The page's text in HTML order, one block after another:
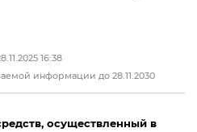
16:38
информации до 28.11.2030
осуществленный в